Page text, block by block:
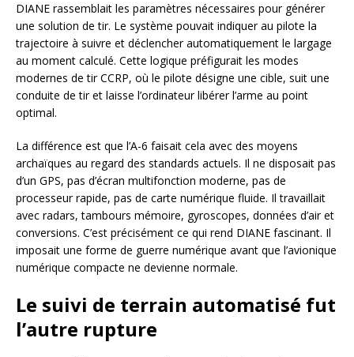
DIANE rassemblait les paramètres nécessaires pour générer
une solution de tir. Le système pouvait indiquer au pilote la
trajectoire à suivre et déclencher automatiquement le largage
au moment calculé. Cette logique préfigurait les modes
modernes de tir CCRP, où le pilote désigne une cible, suit une
conduite de tir et laisse l’ordinateur libérer l’arme au point
optimal.
La différence est que l’A-6 faisait cela avec des moyens
archaïques au regard des standards actuels. Il ne disposait pas
d’un GPS, pas d’écran multifonction moderne, pas de
processeur rapide, pas de carte numérique fluide. Il travaillait
avec radars, tambours mémoire, gyroscopes, données d’air et
conversions. C’est précisément ce qui rend DIANE fascinant. Il
imposait une forme de guerre numérique avant que l’avionique
numérique compacte ne devienne normale.
Le suivi de terrain automatisé fut
l’autre rupture